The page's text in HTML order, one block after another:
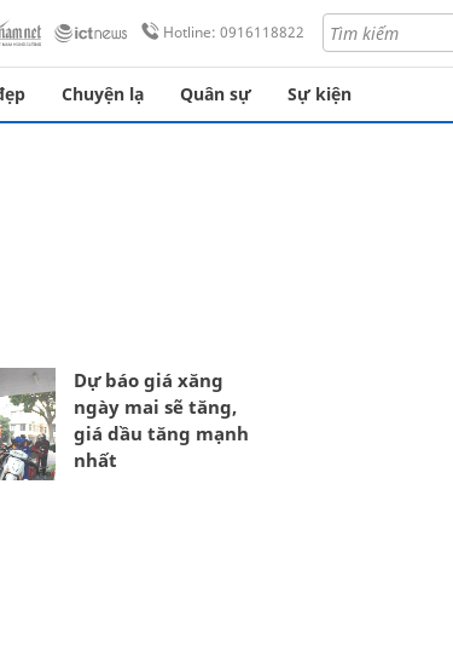
Hotline: 0916118822
Chuyện lạ Quân sự Sự kiện
Dự báo giá xăng
ngày mai sẽ tăng,
giá dầu tăng mạnh
nhất